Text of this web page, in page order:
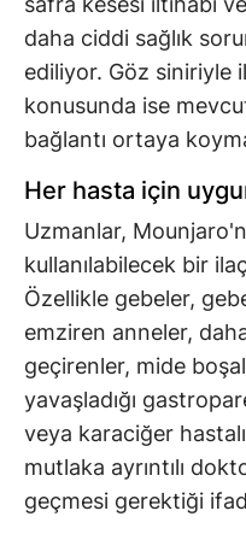
daha ciddi sağlık
ediliyor. Göz siniriyle
konusunda ise
bağlantı ortaya
Her hasta için
Uzmanlar,
kullanılabilecek bir
Özellikle gebeler,
emziren anneler,
geçirenler, mide
yavaşladığı
veya karaciğer
mutlaka ayrıntılı
geçmesi gerektiği